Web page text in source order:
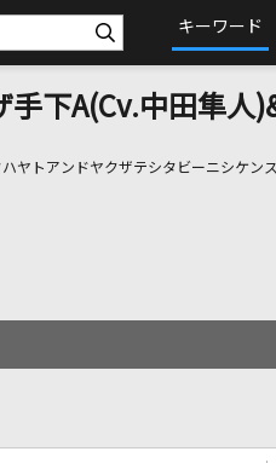
キーワード
下A(Cv.中田隼人
ヤトアンドヤクザテシタビーニシケン